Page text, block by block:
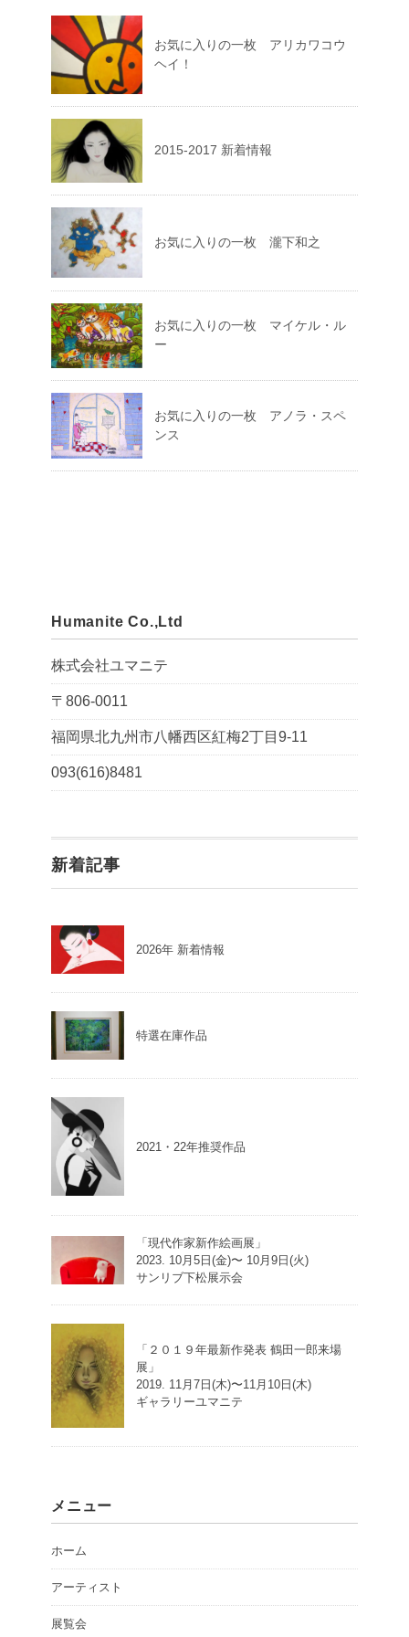
お気に入りの一枚 アリカワコウ
ヘイ！
2015-2017 新着情報
お気に入りの一枚 瀧下和之
お気に入りの一枚 マイケル・ル
ー
お気に入りの一枚 アノラ・スペ
ンス
Humanite Co.,Ltd
株式会社ユマニテ
〒806-0011
福岡県北九州市八幡西区紅梅2丁目9-11
093(616)8481
新着記事
2026年 新着情報
特選在庫作品
2021・22年推奨作品
「現代作家新作絵画展」
2023. 10月5日(金)〜 10月9日(火)
サンリブ下松展示会
「２０１９年最新作発表 鶴田一郎来場
展」
2019. 11月7日(木)〜11月10日(木)
ギャラリーユマニテ
メニュー
ホーム
アーティスト
展覧会